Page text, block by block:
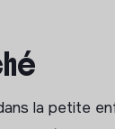
et animation
la petite